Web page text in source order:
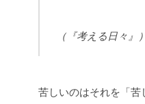
（『考える日々』）
苦しいのはそれを「